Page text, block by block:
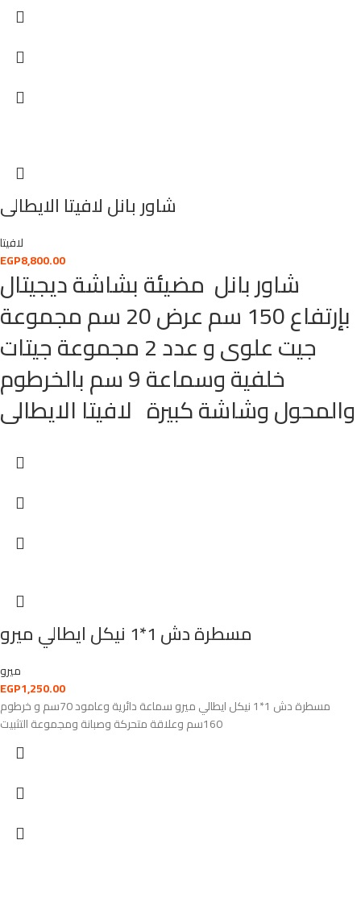
شاور بانل لافيتا الايطالى
لافيتا
EGP8,800.00
شاور بانل مضيئة بشاشة ديجيتال
بإرتفاع 150 سم عرض 20 سم مجموعة
جيت علوى و عدد 2 مجموعة جيتات
خلفية وسماعة 9 سم بالخرطوم
والمحول وشاشة كبيرة لافيتا الايطالى
مسطرة دش 1*1 نيكل ايطالي ميرو
ميرو
EGP1,250.00
مسطرة دش 1*1 نيكل ايطالي ميرو سماعة دائرية وعامود 70سم و خرطوم
160سم وعلاقة متحركة وصبانة ومجموعة التثبيت